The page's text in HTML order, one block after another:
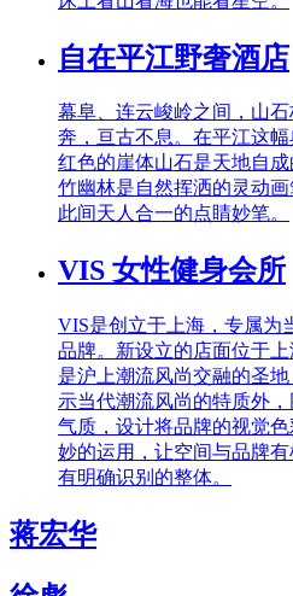
自在平江野奢酒店
幕阜、连云峻岭之间，山
奔，亘古不息。在平江这
红色的崖体山石是天地自
竹幽林是自然挥洒的灵动
此间天人合一的点睛妙笔。
VIS 女性健身会所
VIS是创立于上海，专属为
品牌。新设立的店面位于
是沪上潮流风尚交融的圣
示当代潮流风尚的特质外
气质，设计将品牌的视觉
妙的运用，让空间与品牌
有明确识别的整体。
蒋宏华